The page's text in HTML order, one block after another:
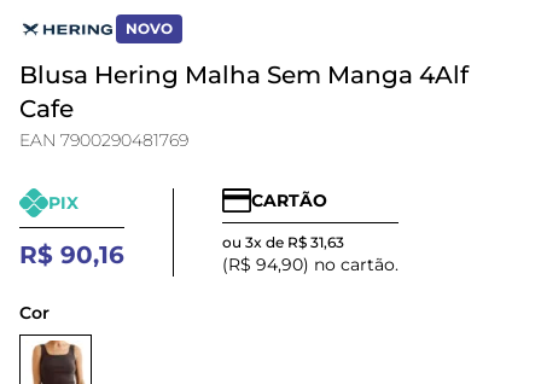
NOVO
Blusa Hering Malha Sem Manga 4Alf
Cafe
EAN 7900290481769
PIX
R$ 90,16
CARTÃO
ou 3x de R$ 31,63
(R$ 94,90) no cartão.
Cor